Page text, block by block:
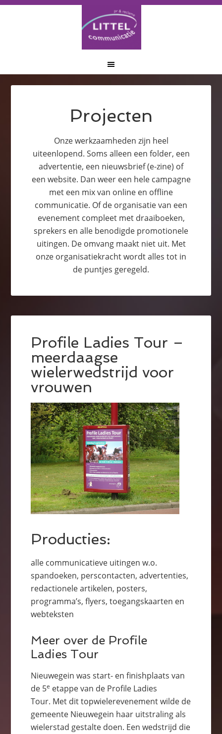
Projecten
Onze werkzaamheden zijn heel
uiteenlopend. Soms alleen een folder, een
advertentie, een nieuwsbrief (e-zine) of
een website. Dan weer een hele campagne
met een mix van online en offline
communicatie. Of de organisatie van een
evenement compleet met draaiboeken,
sprekers en alle benodigde promotionele
uitingen. De omvang maakt niet uit. Met
onze organisatiekracht wordt alles tot in
de puntjes geregeld.
Profile Ladies Tour –
meerdaagse
wielerwedstrijd voor
vrouwen
Producties:
alle communicatieve uitingen w.o.
spandoeken, perscontacten, advertenties,
redactionele artikelen, posters,
programma’s, flyers, toegangskaarten en
webteksten
Meer over de Profile
Ladies Tour
Nieuwegein was start- en finishplaats van
de 5e etappe van de Profile Ladies
Tour. Met dit topwielerevenement wilde de
gemeente Nieuwegein haar uitstraling als
wielerstad gestalte doen. Een wedstrijd die